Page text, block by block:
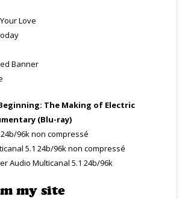
Love
Banner
The Making of Electric
(Blu-ray)
96k non compressé
5.1 24b/96k non compressé
Audio Multicanal 5.1 24b/96k
my site